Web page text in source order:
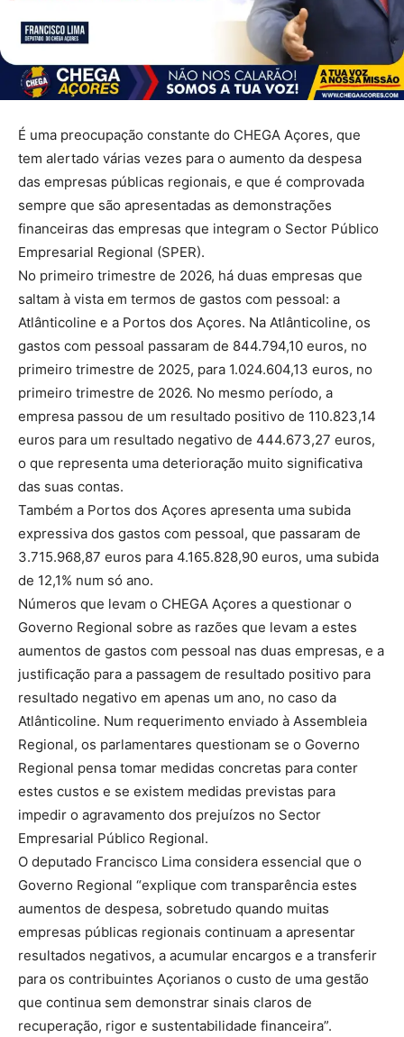
É uma preocupação constante do CHEGA Açores, que
tem alertado várias vezes para o aumento da despesa
das empresas públicas regionais, e que é comprovada
sempre que são apresentadas as demonstrações
financeiras das empresas que integram o Sector Público
Empresarial Regional (SPER).
No primeiro trimestre de 2026, há duas empresas que
saltam à vista em termos de gastos com pessoal: a
Atlânticoline e a Portos dos Açores. Na Atlânticoline, os
gastos com pessoal passaram de 844.794,10 euros, no
primeiro trimestre de 2025, para 1.024.604,13 euros, no
primeiro trimestre de 2026. No mesmo período, a
empresa passou de um resultado positivo de 110.823,14
euros para um resultado negativo de 444.673,27 euros,
o que representa uma deterioração muito significativa
das suas contas.
Também a Portos dos Açores apresenta uma subida
expressiva dos gastos com pessoal, que passaram de
3.715.968,87 euros para 4.165.828,90 euros, uma subida
de 12,1% num só ano.
Números que levam o CHEGA Açores a questionar o
Governo Regional sobre as razões que levam a estes
aumentos de gastos com pessoal nas duas empresas, e a
justificação para a passagem de resultado positivo para
resultado negativo em apenas um ano, no caso da
Atlânticoline. Num requerimento enviado à Assembleia
Regional, os parlamentares questionam se o Governo
Regional pensa tomar medidas concretas para conter
estes custos e se existem medidas previstas para
impedir o agravamento dos prejuízos no Sector
Empresarial Público Regional.
O deputado Francisco Lima considera essencial que o
Governo Regional “explique com transparência estes
aumentos de despesa, sobretudo quando muitas
empresas públicas regionais continuam a apresentar
resultados negativos, a acumular encargos e a transferir
para os contribuintes Açorianos o custo de uma gestão
que continua sem demonstrar sinais claros de
recuperação, rigor e sustentabilidade financeira”.